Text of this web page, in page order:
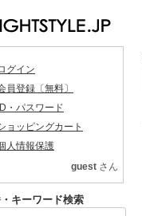
グイン
員登録〔無料〕
ID・パスワード
ョッピングカート
人情報保護
guest さん
キーワード検索